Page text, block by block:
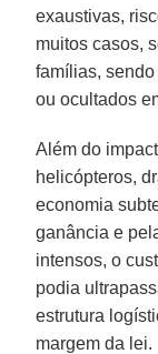
exaustivas,
muitos casos,
famílias,
ou ocultados
Além do
helicópteros,
economia
ganância e
intensos, o
podia
estrutura
margem da lei.